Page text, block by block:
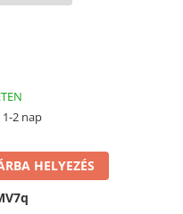
1-2 nap
HELYEZÉS